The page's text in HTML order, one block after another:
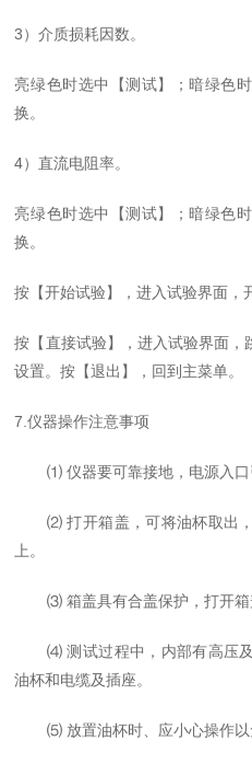
3）介质损耗因数。
亮绿色时选中【测试】 ； 暗绿色
换。
4）直流电阻率。
亮绿色时选中【测试】 ； 暗绿色
换。
按【开始试验】，进入试验界面，
按【直接试验】，进入试验界面
设置。按【退出】，回到主菜单。
7.仪器操作注意事项
⑴ 仪器要可靠接地，电源入口
⑵ 打开箱盖，可将油杯取出
上。
⑶ 箱盖具有合盖保护，打开箱
⑷ 测试过程中，内部有高压
油杯和电缆及插座。
⑸ 放置油杯时、应小心操作以